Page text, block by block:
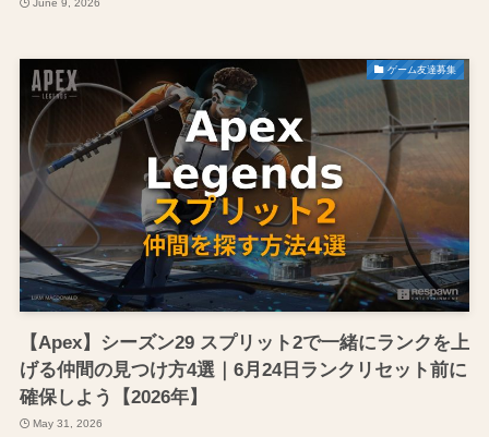
June 9, 2026
ゲーム友達募集
【Apex】シーズン29 スプリット2で一緒にランクを上
げる仲間の見つけ方4選｜6月24日ランクリセット前に
確保しよう【2026年】
May 31, 2026